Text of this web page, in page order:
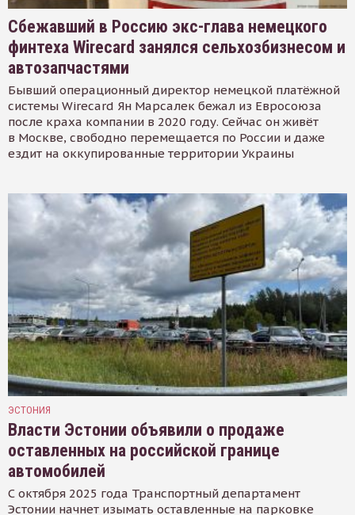
Сбежавший в Россию экс-глава немецкого
финтеха Wirecard занялся сельхозбизнесом и
автозапчастями
Бывший операционный директор немецкой платёжной
системы Wirecard Ян Марсалек бежал из Евросоюза
после краха компании в 2020 году. Сейчас он живёт
в Москве, свободно перемещается по России и даже
ездит на оккупированные территории Украины
ЭСТОНИЯ
Власти Эстонии объявили о продаже
оставленных на российской границе
автомобилей
С октября 2025 года Транспортный департамент
Эстонии начнет изымать оставленные на парковке